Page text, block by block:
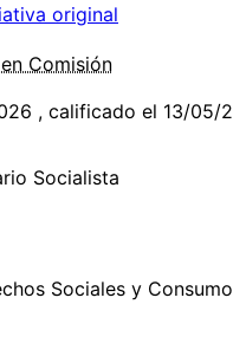
original
Comisión
, calificado el 13/05/
Socialista
Sociales y Consumo